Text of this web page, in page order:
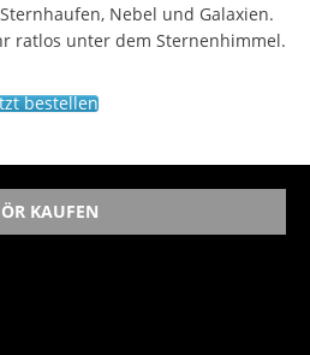
Nebel und Galaxien.
ratlos unter dem Sternenhimmel.
bestellen
KAUFEN